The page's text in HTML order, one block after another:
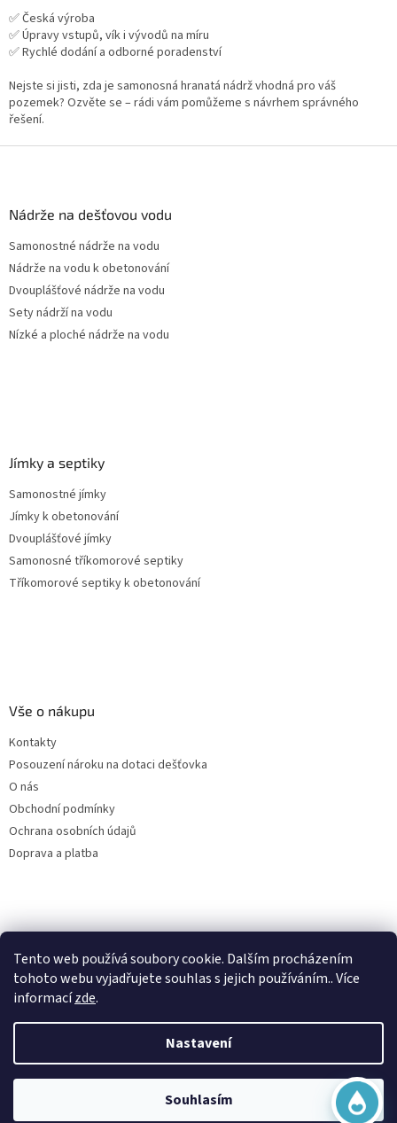
Tento web používá soubory cookie. Dalším procházením
tohoto webu vyjadřujete souhlas s jejich používáním.. Více
informacízde.
Nastavení
Souhlasím
✅ Česká výroba
✅ Úpravy vstupů, vík i vývodů na míru
✅ Rychlé dodání a odborné poradenství
Nejste si jisti, zda je samonosná hranatá nádrž vhodná pro váš
pozemek? Ozvěte se – rádi vám pomůžeme s návrhem správného
řešení.
Nádrže na dešťovou vodu
Samonostné nádrže na vodu
Nádrže na vodu k obetonování
Dvouplášťové nádrže na vodu
Sety nádrží na vodu
Nízké a ploché nádrže na vodu
Jímky a septiky
Samonostné jímky
Jímky k obetonování
Dvouplášťové jímky
Samonosné tříkomorové septiky
Tříkomorové septiky k obetonování
Vše o nákupu
Kontakty
Posouzení nároku na dotaci dešťovka
O nás
Obchodní podmínky
Ochrana osobních údajů
Doprava a platba
Filtry dešťové vody
Vytvořil Shoptet
Česká nádrž. Všechna práva vyhrazena.
Online
Začít konverzaci